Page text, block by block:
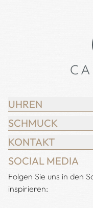
UHREN
BREITLING
CHOPARD
IWC SCHAFFHAUSEN
JACOB & CO.
LONGINES
SCHMUCK
JUWELIER CABOCHON
CHOPARD
DEMEGLIO
KONTAKT
Adresse:
Juwelier Cabochon
Alstertal EKZ, Heegbarg
SOCIAL MEDIA
Folgen Sie uns in den
inspirieren: